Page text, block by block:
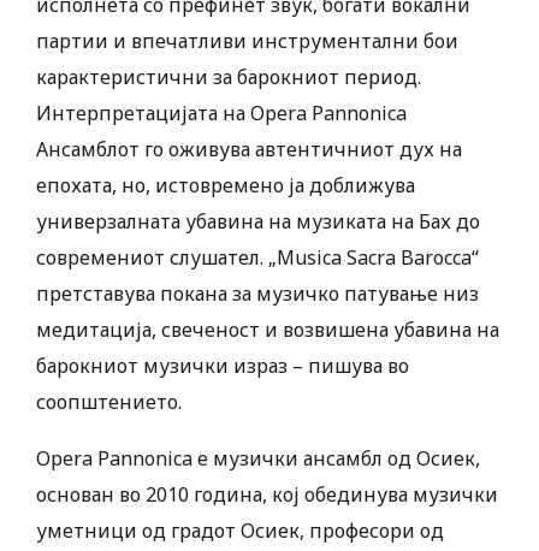
партии и впечатливи инструментални бои
карактеристични за барокниот период.
Интерпретацијата на Opera Pannonica
Ансамблот го оживува автентичниот дух на
епохата, но, истовремено ја доближува
универзалната убавина на музиката на Бах до
современиот слушател. „Musica Sacra Barocca“
претставува покана за музичко патување низ
медитација, свеченост и возвишена убавина на
барокниот музички израз – пишува во
соопштението.
Opera Pannonica е музички ансамбл од Осиек,
основан во 2010 година, кој обединува музички
уметници од градот Осиек, професори од